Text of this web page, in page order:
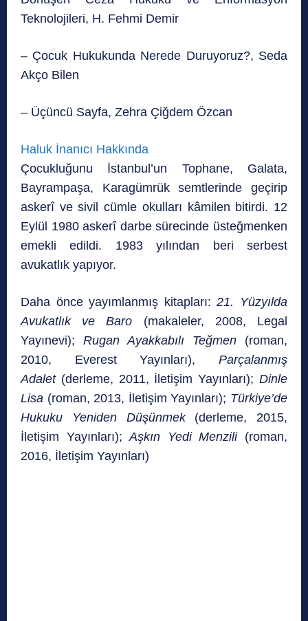
Teknolojileri, H. Fehmi Demir
– Çocuk Hukukunda Nerede Duruyoruz?, Seda
Akço Bilen
– Üçüncü Sayfa, Zehra Çiğdem Özcan
Haluk İnanıcı Hakkında
Çocukluğunu İstanbul’un Tophane, Galata,
Bayrampaşa, Karagümrük semtlerinde geçirip
askerî ve sivil cümle okulları kâmilen bitirdi. 12
Eylül 1980 askerî darbe sürecinde üsteğmenken
emekli edildi. 1983 yılından beri serbest
avukatlık yapıyor.
Daha önce yayımlanmış kitapları:21. Yüzyılda
Avukatlık ve Baro (makaleler, 2008, Legal
Yayınevi); Rugan Ayakkabılı Teğmen (roman,
2010, Everest Yayınları), Parçalanmış
Adalet(derleme, 2011, İletişim Yayınları); Dinle
Lisa (roman, 2013, İletişim Yayınları); Türkiye’de
Hukuku Yeniden Düşünmek(derleme, 2015,
İletişim Yayınları);Aşkın Yedi Menzili(roman,
2016, İletişim Yayınları)